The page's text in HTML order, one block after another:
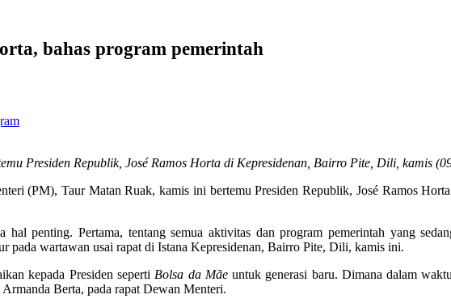
bahas program pemerintah
Presiden Republik, José Ramos Horta di Kepresidenan, Bairro Pite, Dili, kamis
(PM), Taur Matan Ruak, kamis ini bertemu Presiden Republik, José Ramos
hal penting. Pertama, tentang semua aktivitas dan program pemerintah yang
pada wartawan usai rapat di Istana Kepresidenan, Bairro Pite, Dili, kamis ini.
kepada Presiden seperti Bolsa da Mãeuntuk generasi baru. Dimana dalam
Berta, pada rapat Dewan Menteri.